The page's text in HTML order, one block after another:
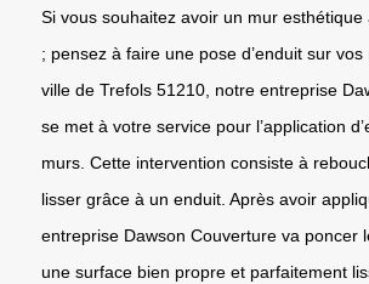
Si vous souhaitez avoir un mur
; pensez à faire une pose d’enduit sur vos
ville de Trefols 51210, notre entreprise
se met à votre service pour l’application
murs. Cette intervention consiste à
lisser grâce à un enduit. Après avoir
entreprise Dawson Couverture va poncer
une surface bien propre et parfaitement